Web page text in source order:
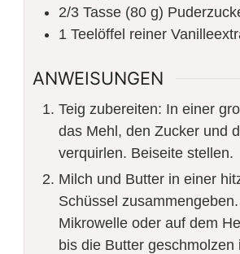
2/3 Tasse (80 g)
1 Teelöffel reiner
ANWEISUNGEN
Teig zubereiten: In einer
das Mehl, den Zucker und
verquirlen. Beiseite stellen.
Milch und Butter in einer
Schüssel
Mikrowelle oder auf dem
bis die Butter geschmolzen